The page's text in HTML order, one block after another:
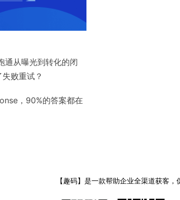
通从曝光到转化的闭
败重试？
，90%的答案都在
【趣码】是一款帮助企业全渠道获客